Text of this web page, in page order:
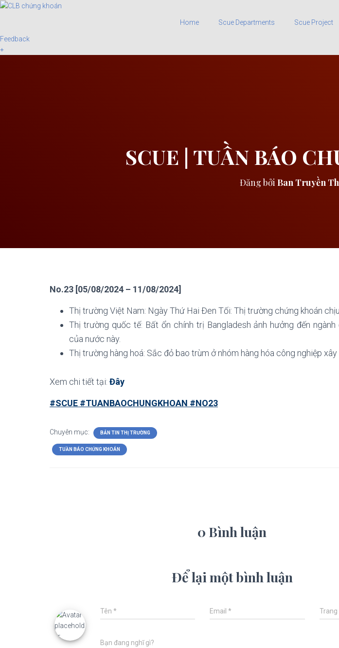
Home Scue Departments Scue Project
Feedback
SCUE | TUẦN BÁO
Đăng bởi Ban Truyền
No.23 [05/08/2024 – 11/08/2024]
Thị trường Việt Nam: Ngày Thứ Hai Đen Tối: Thị trường chứng khoán
Thị trường quốc tế: Bất ổn chính trị Bangladesh ảnh hưởng đến
của nước này.
Thị trường hàng hoá: Sắc đỏ bao trùm ở nhóm hàng hóa công nghiệp xây
Xem chi tiết tại: Đây
#SCUE #TUANBAOCHUNGKHOAN #NO23
Chuyên mục: BẢN TIN THỊ TRƯỜNG
TUẦN BÁO CHỨNG KHOÁN
0 Bình luận
Để lại một bình luận
Tên * Email* Trang
Bạn đang nghĩ gì?